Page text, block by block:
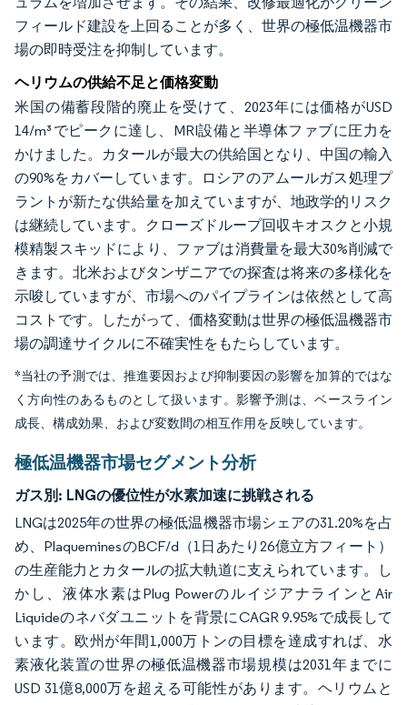
フィールド建設を上回ることが多く、世界の極低温機器市
場の即時受注を抑制しています。
ヘリウムの供給不足と価格変動
米国の備蓄段階的廃止を受けて、2023年には価格がUSD
14/m³でピークに達し、MRI設備と半導体ファブに圧力を
かけました。カタールが最大の供給国となり、中国の輸入
の90%をカバーしています。ロシアのアムールガス処理プ
ラントが新たな供給量を加えていますが、地政学的リスク
は継続しています。クローズドループ回収キオスクと小規
模精製スキッドにより、ファブは消費量を最大30%削減で
きます。北米およびタンザニアでの探査は将来の多様化を
示唆していますが、市場へのパイプラインは依然として高
コストです。したがって、価格変動は世界の極低温機器市
場の調達サイクルに不確実性をもたらしています。
*当社の予測では、推進要因および抑制要因の影響を加算的ではな
く方向性のあるものとして扱います。影響予測は、ベースライン
成長、構成効果、および変数間の相互作用を反映しています。
極低温機器市場セグメント分析
ガス別: LNGの優位性が水素加速に挑戦される
LNGは2025年の世界の極低温機器市場シェアの31.20%を占
め、PlaqueminesのBCF/d（1日あたり26億立方フィート）
の生産能力とカタールの拡大軌道に支えられています。し
かし、液体水素はPlug PowerのルイジアナラインとAir
Liquideのネバダユニットを背景にCAGR 9.95%で成長して
います。欧州が年間1,000万トンの目標を達成すれば、水
素液化装置の世界の極低温機器市場規模は2031年までに
USD 31億8,000万を超える可能性があります。ヘリウムと